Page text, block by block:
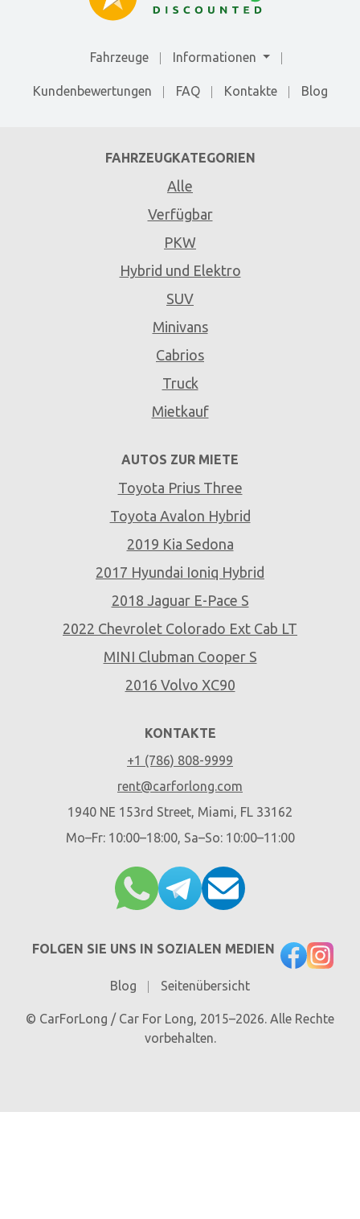
Fahrzeuge Informationen
Kundenbewertungen FAQ Kontakte Blog
FAHRZEUGKATEGORIEN
Alle
Verfügbar
PKW
Hybrid und Elektro
SUV
Minivans
Cabrios
Truck
Mietkauf
AUTOS ZUR MIETE
Toyota Prius Three
Toyota Avalon Hybrid
2019 Kia Sedona
2017 Hyundai Ioniq Hybrid
2018 Jaguar E-Pace S
2022 Chevrolet Colorado Ext Cab LT
MINI Clubman Cooper S
2016 Volvo XC90
KONTAKTE
+1 (786) 808-9999
rent@carforlong.com
1940 NE 153rd Street, Miami, FL 33162
Mo–Fr: 10:00–18:00, Sa–So: 10:00–11:00
FOLGEN SIE UNS IN SOZIALEN MEDIEN
Blog Seitenübersicht
© CarForLong / Car For Long, 2015–2026. Alle Rechte
vorbehalten.